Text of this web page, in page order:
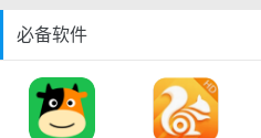
必备软件